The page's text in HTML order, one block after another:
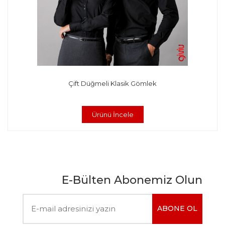
Çift Düğmeli Klasik Gömlek
Ürünü İncele
E-Bülten Abonemiz Olun
ABONE OL